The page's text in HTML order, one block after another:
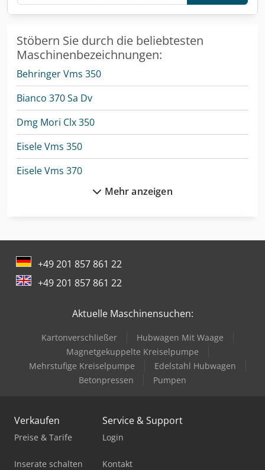
Stöbern Sie durch die beliebtesten
Maschinenbezeichnungen:
Behringer Vms 350
Bianco 370 Sa Dv
Dmg Mori Clx 350
Eisele Vms 350
Eisele Vms 370
Emag Vsc 400
Emag Vsc 500
Emco Mmv 2000
Gildemeister Nef 400
Hurco Vmx 24 I
Imet Bs 350 Shi
Imet Sirio 370
Mehr anzeigen
+49 201 857 861 22
+49 201 857 861 22
Aktuelle Maschinensuchen:
Kartonverschließer
Hubwagen Mit Waage
Magnetgekuppelte Kreiselpumpe
Mehrstufige Kreiselpumpe
Edelstahl Hubwagen
Betonpressen
Pumpen
Verkaufen
Preise & Tarife
Inserate schalten
Service & Support
Login
Kontakt